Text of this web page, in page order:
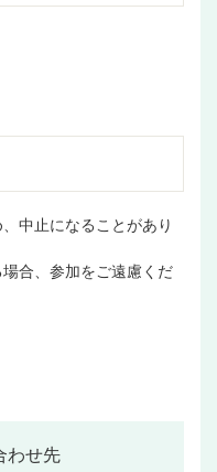
中止になることがあり
合、参加をご遠慮くだ
わせ先